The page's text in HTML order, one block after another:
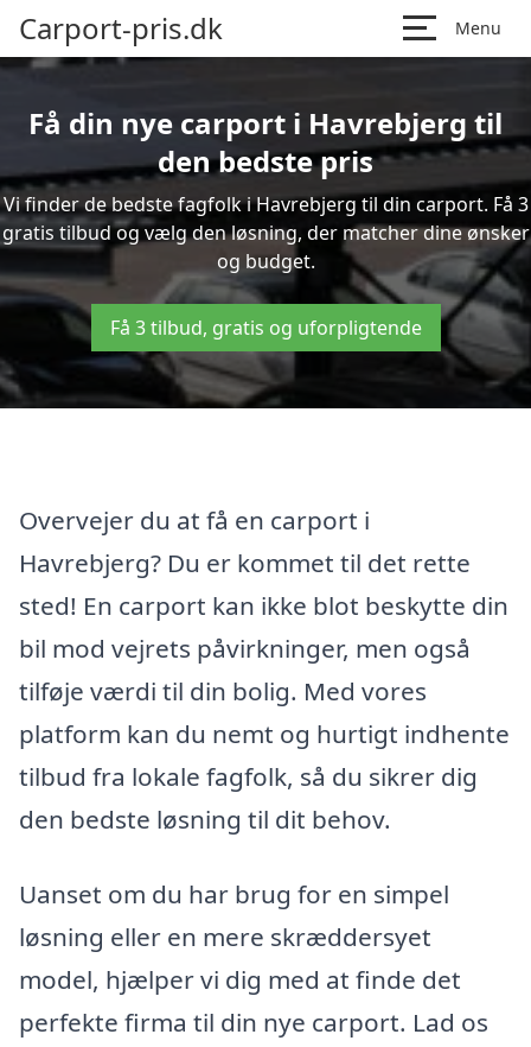
Carport-pris.dk Menu
Få din nye carport i Havrebjerg til
den bedste pris
Vi finder de bedste fagfolk i Havrebjerg til din carport. Få 3
gratis tilbud og vælg den løsning, der matcher dine ønsker
og budget.
Få 3 tilbud, gratis og uforpligtende
Overvejer du at få en carport i
Havrebjerg? Du er kommet til det rette
sted! En carport kan ikke blot beskytte din
bil mod vejrets påvirkninger, men også
tilføje værdi til din bolig. Med vores
platform kan du nemt og hurtigt indhente
tilbud fra lokale fagfolk, så du sikrer dig
den bedste løsning til dit behov.
Uanset om du har brug for en simpel
løsning eller en mere skræddersyet
model, hjælper vi dig med at finde det
perfekte firma til din nye carport. Lad os